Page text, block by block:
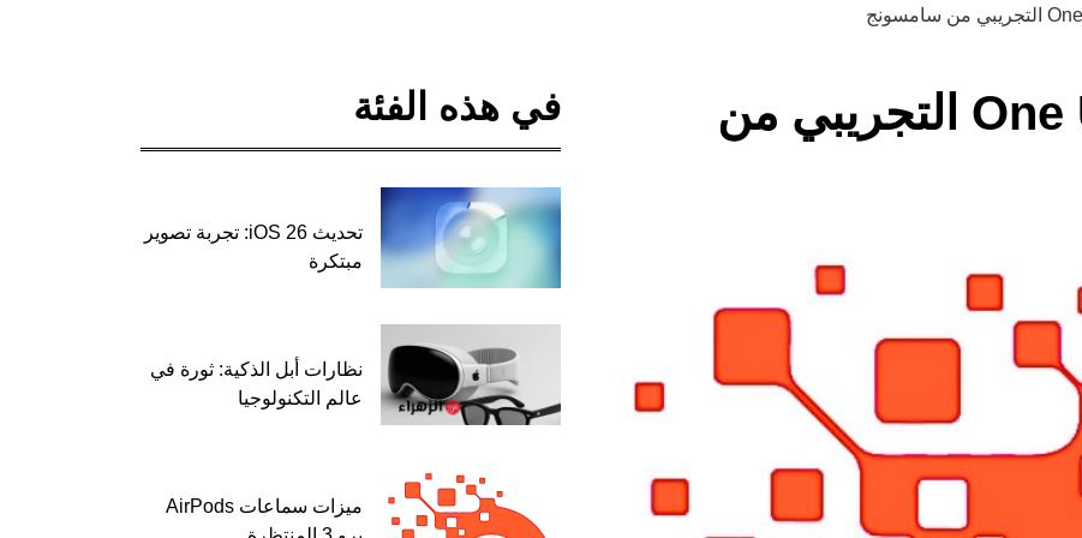
تحديث واجهة One UI 7.0 التجريبي من
في هذه الفئة
تحديث iOS 26: تجربة تصوير
مبتكرة
نظارات أبل الذكية: ثورة في
عالم التكنولوجيا
ميزات سماعات AirPods